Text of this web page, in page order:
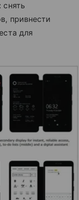
снять
привнести
для